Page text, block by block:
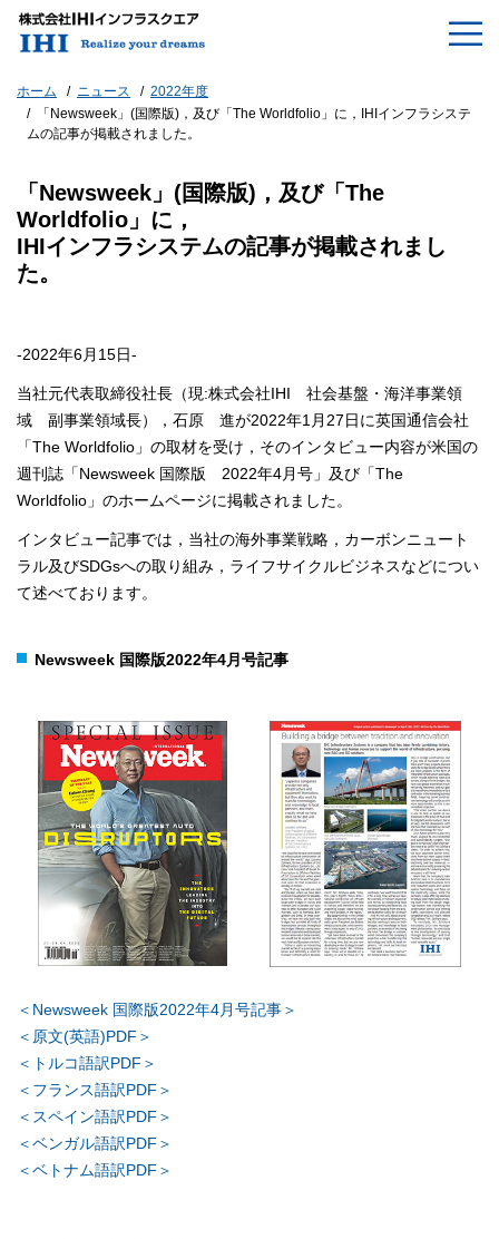
ホーム ニュース
2022年度
「Newsweek」(国際版)，及び「The Worldfolio」に，IHIインフラシステ
ムの記事が掲載されました。
「Newsweek」(国際版)，及び「The
Worldfolio」に，
IHIインフラシステムの記事が掲載されまし
た。
-2022年6月15日-
当社元代表取締役社長（現:株式会社IHI 社会基盤・海洋事業領
域 副事業領域長），石原 進が2022年1月27日に英国通信会社
「The Worldfolio」の取材を受け，そのインタビュー内容が米国の
週刊誌「Newsweek 国際版 2022年4月号」及び「The
Worldfolio」のホームページに掲載されました。
インタビュー記事では，当社の海外事業戦略，カーボンニュート
ラル及びSDGsへの取り組み，ライフサイクルビジネスなどについ
て述べております。
Newsweek 国際版2022年4月号記事
＜Newsweek 国際版2022年4月号記事＞
＜原文(英語)PDF＞
＜トルコ語訳PDF＞
＜フランス語訳PDF＞
＜スペイン語訳PDF＞
＜ベンガル語訳PDF＞
＜ベトナム語訳PDF＞